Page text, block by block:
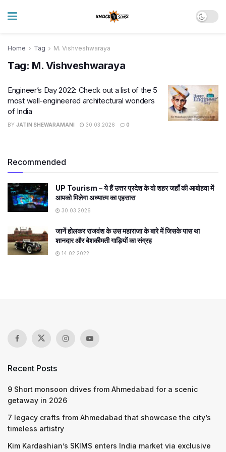
Home Tag M. Vishveshwaraya
Tag: M. Vishveshwaraya
Engineer’s Day 2022: Check out a list of the 5
most well-engineered architectural wonders
of India
BY JATIN SHEWARAMANI 30.03.2026 0
Recommended
UP Tourism – ये हैं उत्तर प्रदेश के वो शहर जहाँ की आबोहवा में
आपको मिलेगा अध्यात्म का एहसास
30.03.2026
जानें होलकर राजवंश के उस महाराजा के बारे में जिसके पास था
शानदार और बेशकीमती गाड़ियों का संग्रह
14.02.2022
Recent Posts
9 Short monsoon drives from Ahmedabad for a scenic
getaway in 2026
7 legacy crafts from Ahmedabad that showcase the city’s
timeless artistry
Kim Kardashian’s SKIMS enters India market via exclusive